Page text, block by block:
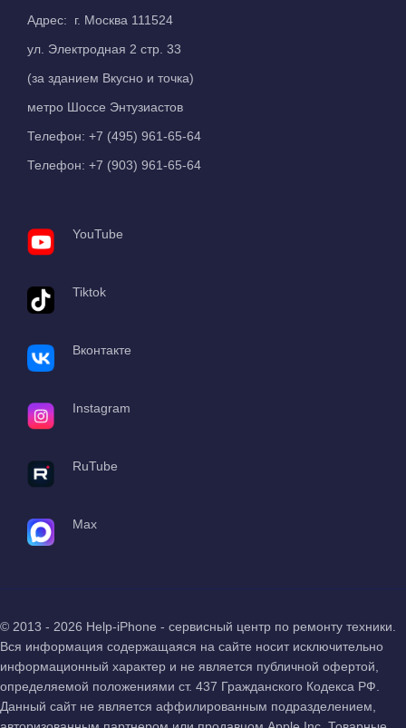
Адрес: г. Москва 111524
ул. Электродная 2 стр. 33
(за зданием Вкусно и точка)
метро Шоссе Энтузиастов
Телефон: +7 (495) 961-65-64
Телефон: +7 (903) 961-65-64
YouTube
Tiktok
Вконтакте
Instagram
RuTube
Max
© 2013 - 2026 Help-iPhone - сервисный центр по ремонту техники.
Вся информация содержащаяся на сайте носит исключительно
информационный характер и не является публичной офертой,
определяемой положениями ст. 437 Гражданского Кодекса РФ.
Данный сайт не является аффилированным подразделением,